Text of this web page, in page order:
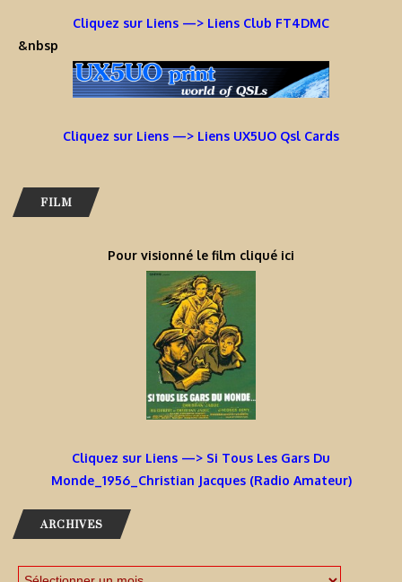
Cliquez sur Liens —> Liens Club FT4DMC
&nbsp
Cliquez sur Liens —> Liens UX5UO Qsl Cards
FILM
Pour visionné le film cliqué ici
Cliquez sur Liens —> Si Tous Les Gars Du
Monde_1956_Christian Jacques (Radio Amateur)
ARCHIVES